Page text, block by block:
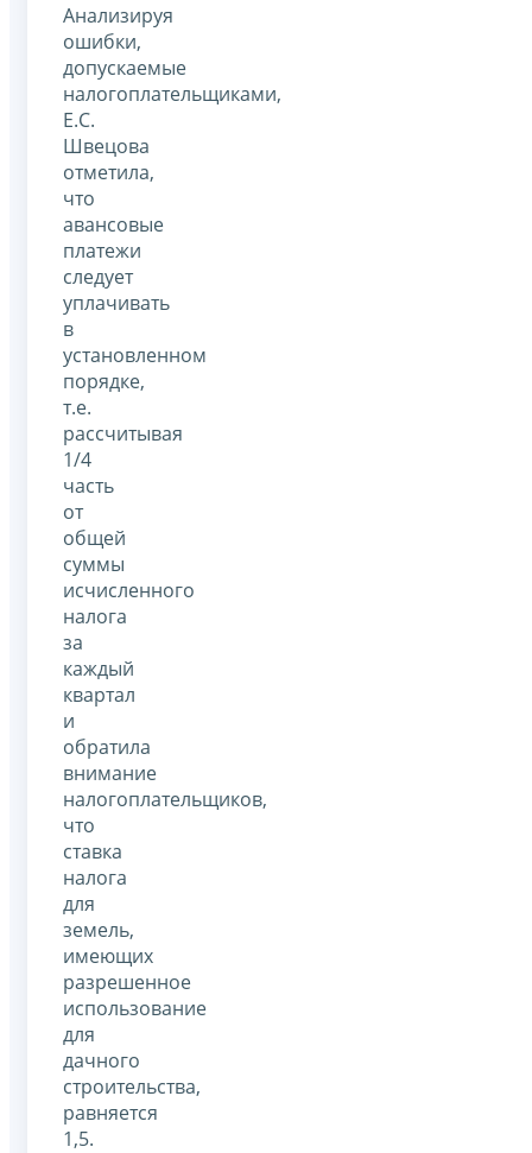
Анализируя
ошибки,
допускаемые
налогоплательщиками,
Е.С.
Швецова
отметила,
что
авансовые
платежи
следует
уплачивать
в
установленном
порядке,
т.е.
рассчитывая
1/4
часть
от
общей
суммы
исчисленного
налога
за
каждый
квартал
и
обратила
внимание
налогоплательщиков,
что
ставка
налога
для
земель,
имеющих
разрешенное
использование
для
дачного
строительства,
равняется
1,5.